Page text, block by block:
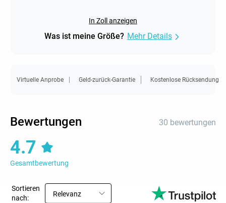
In Zoll anzeigen
Was ist meine Größe? Mehr Details
Virtuelle Anprobe Geld-zurück-Garantie Kostenlose Rücksendung
Bewertungen 30 bewertungen
4.7
Gesamtbewertung
Sortieren
nach:
Relevanz